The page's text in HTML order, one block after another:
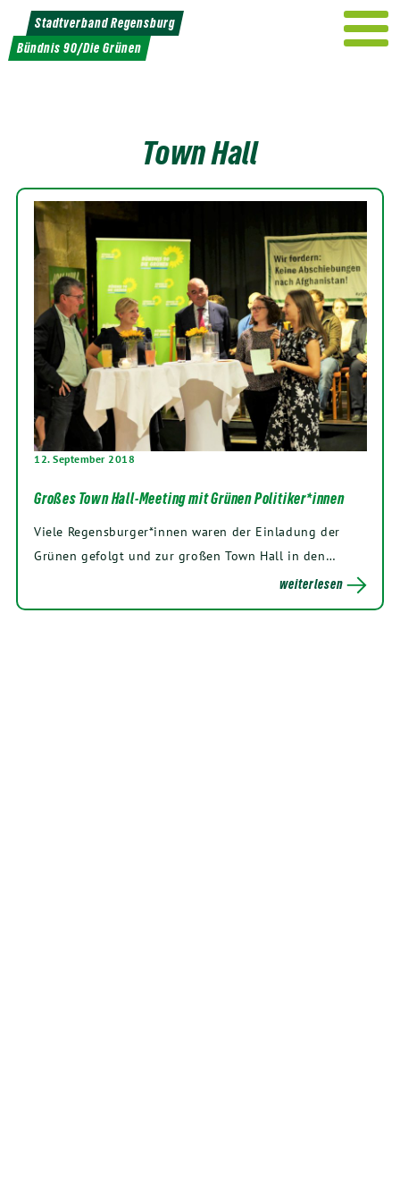
Weiter
zum
Inhalt
Stadtverband Regensburg
Bündnis 90/Die Grünen
Town Hall
12. September 2018
Großes Town Hall-Meeting mit Grünen Politiker*innen
Vie­le Regensburger*innen waren der Ein­la­dung der
Grü­nen gefolgt und zur gro­ßen Town Hall in den…
weiterlesen